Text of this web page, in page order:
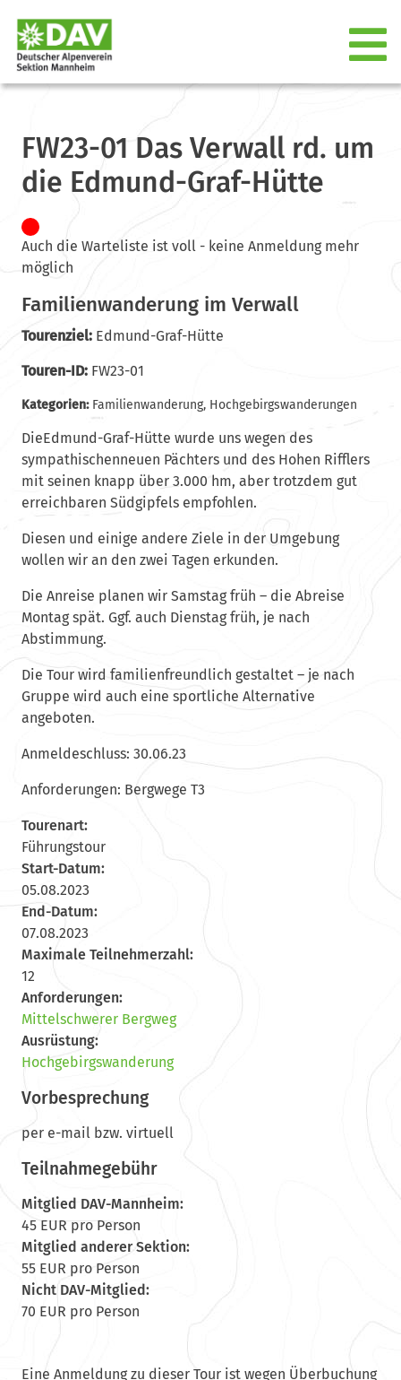
FW23-01 Das Verwall rd. um
die Edmund-Graf-Hütte
Auch die Warteliste ist voll - keine Anmeldung mehr
möglich
Familienwanderung im Verwall
Tourenziel:Edmund-Graf-Hütte
Touren-ID:FW23-01
Kategorien: Familienwanderung, Hochgebirgswanderungen
DieEdmund-Graf-Hütte wurde uns wegen des
sympathischenneuen Pächters und des Hohen Rifflers
mit seinen knapp über 3.000 hm, aber trotzdem gut
erreichbaren Südgipfels empfohlen.
Diesen und einige andere Ziele in der Umgebung
wollen wir an den zwei Tagen erkunden.
Die Anreise planen wir Samstag früh – die Abreise
Montag spät. Ggf. auch Dienstag früh, je nach
Abstimmung.
Die Tour wird familienfreundlich gestaltet – je nach
Gruppe wird auch eine sportliche Alternative
angeboten.
Anmeldeschluss: 30.06.23
Anforderungen: Bergwege T3
Tourenart:
Führungstour
Start-Datum:
05.08.2023
End-Datum:
07.08.2023
Maximale Teilnehmerzahl:
12
Anforderungen:
Mittelschwerer Bergweg
Ausrüstung:
Hochgebirgswanderung
Vorbesprechung
per e-mail bzw. virtuell
Teilnahmegebühr
Mitglied DAV-Mannheim:
45 EUR pro Person
Mitglied anderer Sektion:
55 EUR pro Person
Nicht DAV-Mitglied:
70 EUR pro Person
Eine Anmeldung zu dieser Tour ist wegen Überbuchung